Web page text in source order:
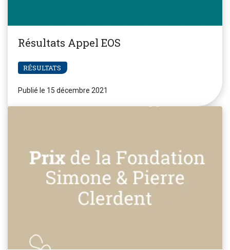
Résultats Appel EOS
RÉSULTATS
Publié le 15 décembre 2021